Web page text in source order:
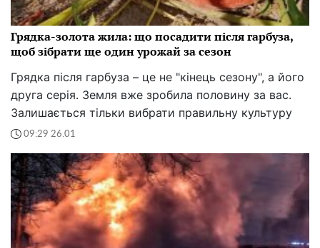
Грядка-золота жила: що посадити після гарбуза,
щоб зібрати ще один урожай за сезон
Грядка після гарбуза – це не "кінець сезону", а його
друга серія. Земля вже зробила половину за вас.
Залишається тільки вибрати правильну культуру
09:29 26.01